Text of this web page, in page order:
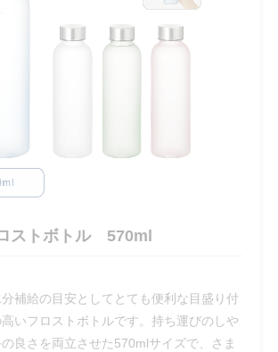
ストボトル 570ml
補給の目安としてとても便利な目盛り付
いフロストボトルです。持ち運びのしや
良さを両立させた570mlサイズで、さま